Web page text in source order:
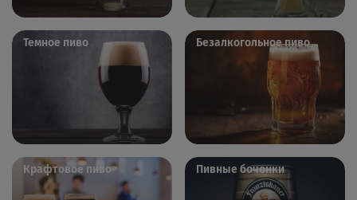
Темное пиво Безалкогольное пиво
Крафтовое пиво Пивные бочонки